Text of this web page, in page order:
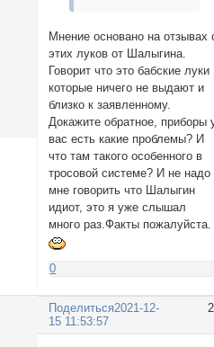
Мнение основано на отзывах
этих луков от Шалыгина.
Говорит что это бабские луки
которые ничего не выдают и
близко к заявленному.
Докажите обратное, приборы
вас есть какие проблемы? И
что там такого особенного в
тросовой системе? И не надо
мне говорить что Шалыгин
идиот, это я уже слышал
много раз.Факты пожалуйста.
0
Поделиться2021-12-
15 11:53:57